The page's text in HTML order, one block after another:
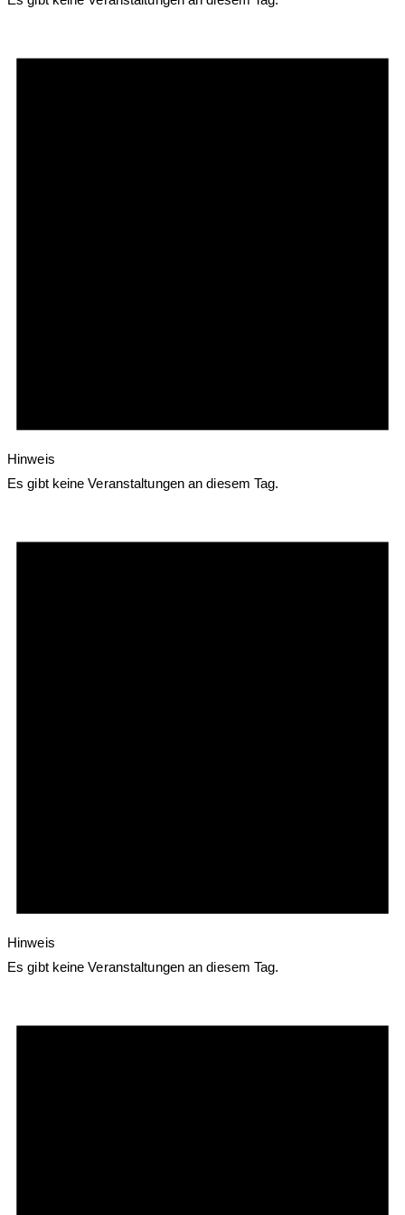
Hinweis
Es gibt keine Veranstaltungen an diesem Tag.
Hinweis
Es gibt keine Veranstaltungen an diesem Tag.